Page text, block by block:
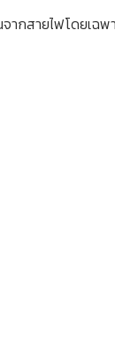
ากสายไฟโดยเฉพ